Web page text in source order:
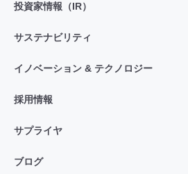
投資家情報（IR）
サステナビリティ
イノベーション & テクノロジー
採用情報
サプライヤ
ブログ